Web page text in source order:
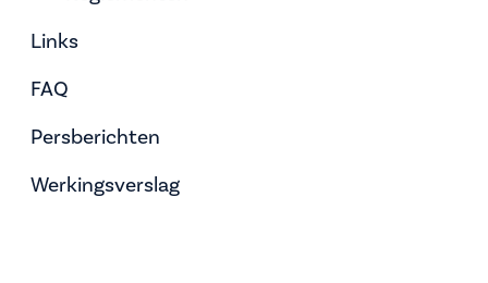
Links
FAQ
Persberichten
Werkingsverslag